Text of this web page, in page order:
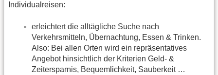
Individualreisen:
erleichtert die alltägliche Suche nach
Verkehrsmitteln, Übernachtung, Essen & Trinken.
Also: Bei allen Orten wird ein repräsentatives
Angebot hinsichtlich der Kriterien Geld- &
Zeitersparnis, Bequemlichkeit, Sauberkeit …